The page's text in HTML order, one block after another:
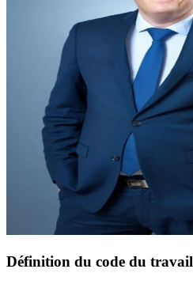
Définition du code du travail